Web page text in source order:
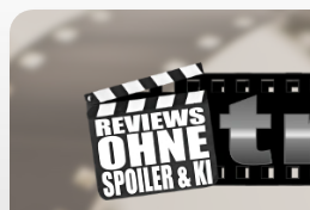
Zum
Inhalt
springen